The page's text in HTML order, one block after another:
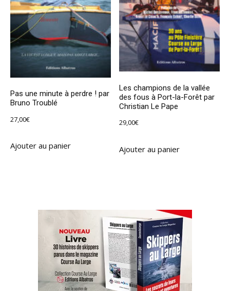
Pas une minute à perdre ! par
Bruno Troublé
27,00€
Ajouter au panier
Les champions de la vallée
des fous à Port-la-Forêt par
Christian Le Pape
29,00€
Ajouter au panier